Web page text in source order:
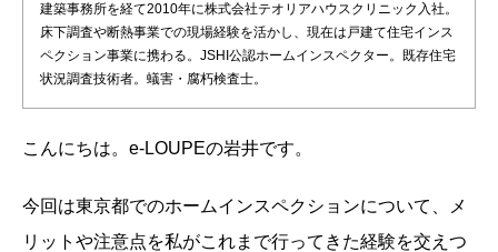
建築事務所を経て2010年に株式会社テオリアハウスクリニック入社。
床下調査や断熱事業での現場経験を活かし、現在は戸建て住宅インス
ペクション事業に携わる。JSHI公認ホームインスペクター。既存住宅
状況調査技術者。蟻害・腐朽検査士。
こんにちは。e-LOUPEの岩井です。
今回は東京都でのホームインスペクションについて、メ
リットや注意点を私がこれまで行ってきた経験を交えつ